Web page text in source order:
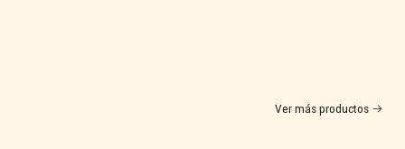
Ver más productos